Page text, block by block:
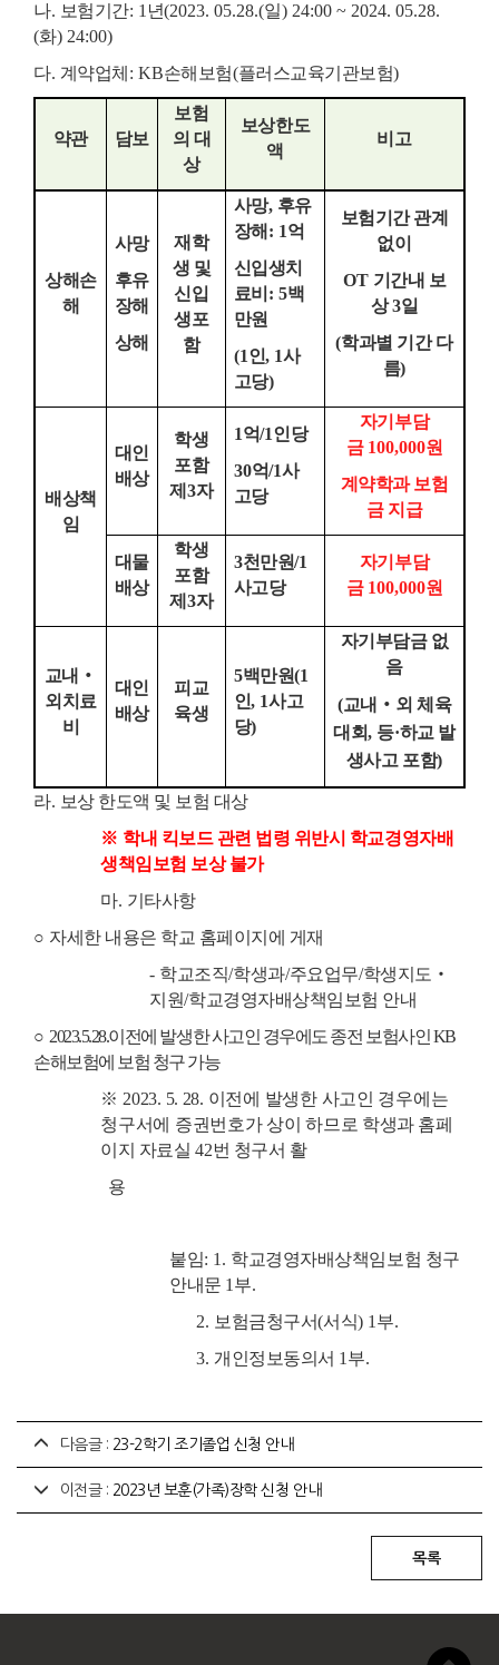
나. 보험기간: 1 년(2023. 05.28.(일) 24:00 ~ 2024. 05.28.
(화) 24:00)
다. 계약업체 : KB손해보험(플러스교육기관보험)
약관 담보
보험
의 대
상
보상한도
액
비고
상해손
해
사망
후유
장해
상해
재학
생 및
신입
생포
함
사망, 후유
장해 : 1억
신입생치
료비 : 5백
만원
(1인, 1사
고당)
보험기간 관계
없이
OT 기간내 보
상3일
(학과별 기간 다
름)
배상책
임
대인
배상
학생
포함
제 3자
1억/1인당
30억/1사
고당
자기부담
금 100,000원
계약학과 보험
금 지급
대물
배상
학생
포함
제 3자
3천만원/1
사고당
자기부담
금 100,000원
교내 ‧
외치료
비
대인
배상
피교
육생
5백만원(1
인, 1사고
당)
자기부담금 없
음
(교내 ‧ 외 체육
대회, 등·하교 발
생사고 포함)
라. 보상 한도액 및 보험 대상
※ 학내 킥보드 관련 법령 위반시 학교경영자배
생책임보험 보상 불가
마. 기타사항
○ 자세한 내용은 학교 홈페이지에 게재
- 학교조직/학생과/주요업무/학생지도 ‧
지원/학교경영자배상책임보험 안내
○ 2023.5.28.이전에 발생한 사고인 경우에도 종전 보험사인KB
손해보험에 보험 청구 가능
※ 2023. 5. 28. 이전에 발생한 사고인 경우에는
청구서에 증권번호가 상이 하므로 학생과 홈페
이지 자료실 42번 청구서 활
용
붙임: 1. 학교경영자배상책임보험 청구
안내문 1 부.
2. 보험금청구서(서식) 1 부.
3. 개인정보동의서 1 부.
다음글 : 23-2학기 조기졸업 신청 안내
이전글 : 2023년 보훈(가족)장학 신청 안내